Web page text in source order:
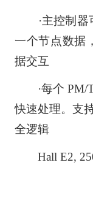
·主控制器
一个节点数据
据交互
·每个 PM/
快速处理。支
全逻辑
Hall E2,